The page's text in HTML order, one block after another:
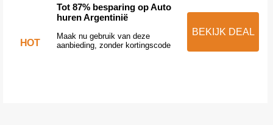
HOT
Tot 87% besparing op Auto
huren Argentinië
Maak nu gebruik van deze
aanbieding, zonder kortingscode
BEKIJK DEAL